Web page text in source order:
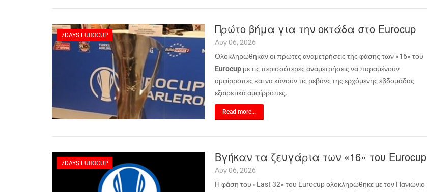
7DAYS EUROCUP Πρώτο βήμα για την οκτάδα στο Eurocup
Αυγ 06, 2026
Ολοκληρώθηκαν οι πρώτες αναμετρήσεις της φάσης των «16» του
Eurocup με τις περισσότερες αναμετρήσεις να παραμένουν
αμφίρροπες και να κάνουν τις ρεβάνς της ερχόμενης εβδομάδας
εξαιρετικά αμφίρροπες.
Read more...
7DAYS EUROCUP Βγήκαν τα ζευγάρια των «16» του Eurocup
Αυγ 06, 2026
Η φάση του «Last 32» του Eurocupολοκληρώθηκε με τον Πανιώνιο